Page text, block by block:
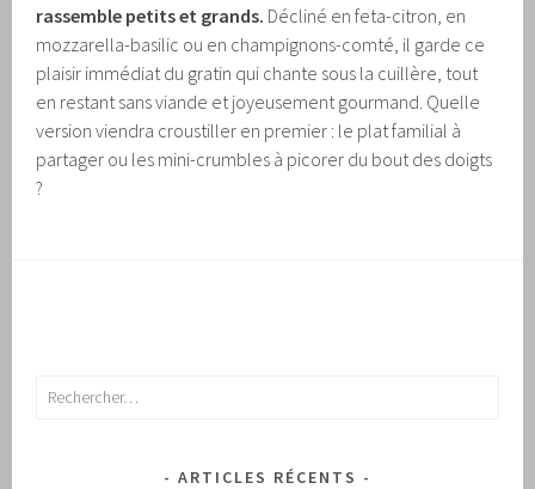
rassemble petits et grands. Décliné en feta-citron, en
mozzarella-basilic ou en champignons-comté, il garde ce
plaisir immédiat du gratin qui chante sous la cuillère, tout
en restant sans viande et joyeusement gourmand. Quelle
version viendra croustiller en premier : le plat familial à
partager ou les mini-crumbles à picorer du bout des doigts
?
Rechercher :
ARTICLES RÉCENTS